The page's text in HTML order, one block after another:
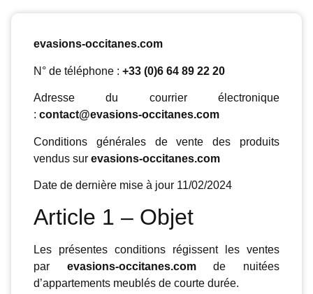
evasions-occitanes.com
N° de téléphone : +33 (0)6 64 89 22 20
Adresse du courrier électronique
: contact@evasions-occitanes.com
Conditions générales de vente des produits
vendus sur evasions-occitanes.com
Date de dernière mise à jour 11/02/2024
Article 1 – Objet
Les présentes conditions régissent les ventes
par evasions-occitanes.comde nuitées
d’appartements meublés de courte durée.